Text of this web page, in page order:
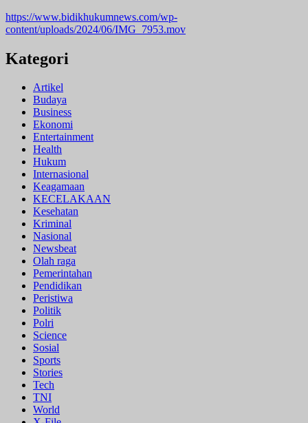
https://www.bidikhukumnews.com/wp-
content/uploads/2024/06/IMG_7953.mov
Kategori
Artikel
Budaya
Business
Ekonomi
Entertainment
Health
Hukum
Internasional
Keagamaan
KECELAKAAN
Kesehatan
Kriminal
Nasional
Newsbeat
Olah raga
Pemerintahan
Pendidikan
Peristiwa
Politik
Polri
Science
Sosial
Sports
Stories
Tech
TNI
World